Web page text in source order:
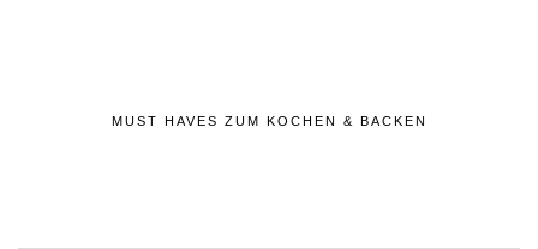
MUST HAVES ZUM KOCHEN & BACKEN